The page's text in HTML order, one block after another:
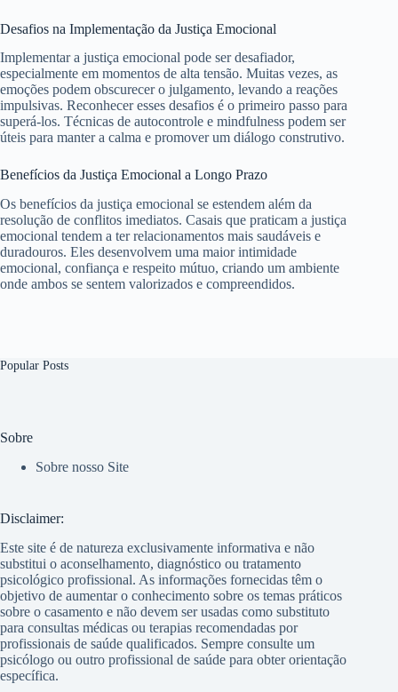
Desafios na Implementação da Justiça Emocional
Implementar a justiça emocional pode ser desafiador,
especialmente em momentos de alta tensão. Muitas vezes, as
emoções podem obscurecer o julgamento, levando a reações
impulsivas. Reconhecer esses desafios é o primeiro passo para
superá-los. Técnicas de autocontrole e mindfulness podem ser
úteis para manter a calma e promover um diálogo construtivo.
Benefícios da Justiça Emocional a Longo Prazo
Os benefícios da justiça emocional se estendem além da
resolução de conflitos imediatos. Casais que praticam a justiça
emocional tendem a ter relacionamentos mais saudáveis e
duradouros. Eles desenvolvem uma maior intimidade
emocional, confiança e respeito mútuo, criando um ambiente
onde ambos se sentem valorizados e compreendidos.
Popular Posts
Sobre
Sobre nosso Site
Disclaimer:
Este site é de natureza exclusivamente informativa e não
substitui o aconselhamento, diagnóstico ou tratamento
psicológico profissional. As informações fornecidas têm o
objetivo de aumentar o conhecimento sobre os temas práticos
sobre o casamento e não devem ser usadas como substituto
para consultas médicas ou terapias recomendadas por
profissionais de saúde qualificados. Sempre consulte um
psicólogo ou outro profissional de saúde para obter orientação
específica.